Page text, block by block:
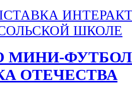
ШКОЛЕ
МИНИ-
ОТЕЧЕСТВА